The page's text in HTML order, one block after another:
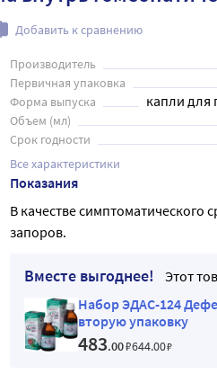
Добавить к сравнению
Производитель
Первичная упаковка
Форма выпуска капли для
Объем (мл)
Срок годности
Все характеристики
Показания
В качестве симптоматического
запоров.
Вместе выгоднее!
Этот
Набор ЭДАС-124
вторую упаковку
483.00₽644.00₽